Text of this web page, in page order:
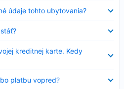
údaje tohto ubytovania?
kreditnej karte. Kedy
platbu vopred?